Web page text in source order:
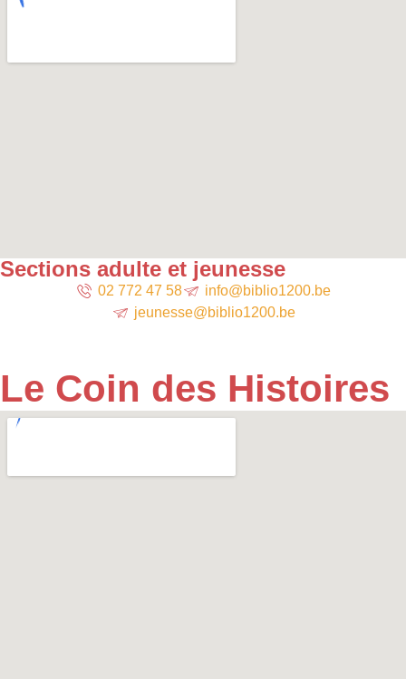
Sections adulte et jeunesse
02 772 47 58
info@biblio1200.be
jeunesse@biblio1200.be
Le Coin des Histoires